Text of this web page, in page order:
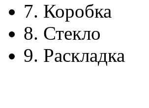
7. Коробка
8. Стекло
9. Раскладка